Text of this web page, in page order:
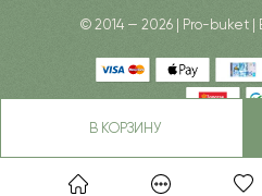
В КОРЗИНУ
© 2014 — 2026 | Pro-buket